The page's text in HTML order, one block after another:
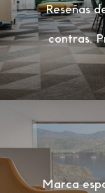
Reseñas
contras,
Marca